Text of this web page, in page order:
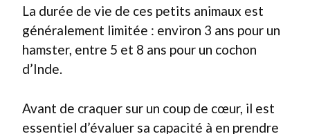
La durée de vie de ces petits animaux est
généralement limitée : environ 3 ans pour un
hamster, entre 5 et 8 ans pour un cochon
d’Inde.
Avant de craquer sur un coup de cœur, il est
essentiel d’évaluer sa capacité à en prendre